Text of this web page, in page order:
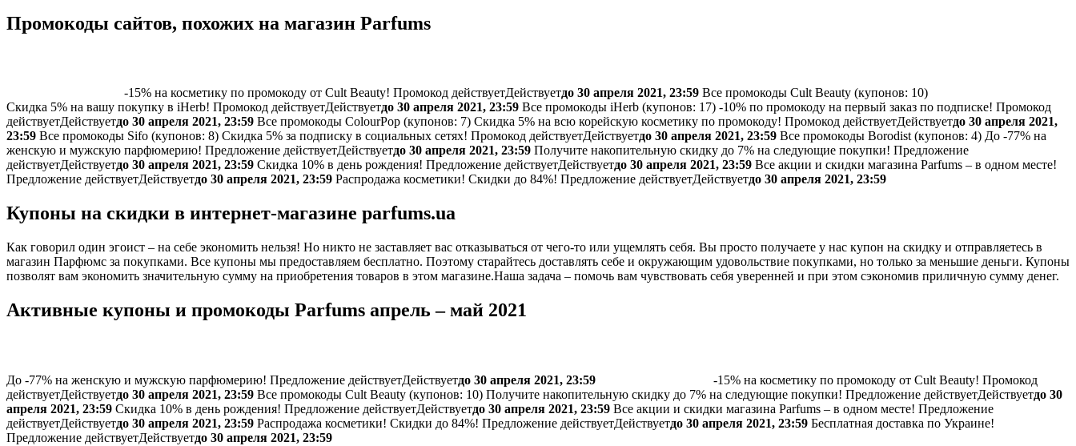
Промокоды сайтов, похожих на магазин Parfums
-15% на косметику по промокоду от Cult Beauty! Промокод действуетДействуетдо 30 апреля 2021, 23:59 Все промокоды Cult Beauty (купонов: 10)
Скидка 5% на вашу покупку в iHerb! Промокод действуетДействуетдо 30 апреля 2021, 23:59 Все промокоды iHerb (купонов: 17) -10% по промокоду на первый заказ по подписке! Промокод
действуетДействуетдо 30 апреля 2021, 23:59 Все промокоды ColourPop (купонов: 7) Скидка 5% на всю корейскую косметику по промокоду! Промокод действуетДействуетдо 30 апреля 2021,
23:59 Все промокоды Sifo (купонов: 8) Скидка 5% за подписку в социальных сетях! Промокод действуетДействуетдо 30 апреля 2021, 23:59 Все промокоды Borodist (купонов: 4) До -77% на
женскую и мужскую парфюмерию! Предложение действуетДействуетдо 30 апреля 2021, 23:59 Получите накопительную скидку до 7% на следующие покупки! Предложение
действуетДействуетдо 30 апреля 2021, 23:59 Скидка 10% в день рождения! Предложение действуетДействуетдо 30 апреля 2021, 23:59 Все акции и скидки магазина Parfums – в одном месте!
Предложение действуетДействуетдо 30 апреля 2021, 23:59 Распродажа косметики! Скидки до 84%! Предложение действуетДействуетдо 30 апреля 2021, 23:59
Купоны на скидки в интернет-магазине parfums.ua
Как говорил один эгоист – на себе экономить нельзя! Но никто не заставляет вас отказываться от чего-то или ущемлять себя. Вы просто получаете у нас купон на скидку и отправляетесь в
магазин Парфюмс за покупками. Все купоны мы предоставляем бесплатно. Поэтому старайтесь доставлять себе и окружающим удовольствие покупками, но только за меньшие деньги. Купоны
позволят вам экономить значительную сумму на приобретения товаров в этом магазине.Наша задача – помочь вам чувствовать себя уверенней и при этом сэкономив приличную сумму денег.
Активные купоны и промокоды Parfums апрель – май 2021
До -77% на женскую и мужскую парфюмерию! Предложение действуетДействуетдо 30 апреля 2021, 23:59 -15% на косметику по промокоду от Cult Beauty! Промокод
действуетДействуетдо 30 апреля 2021, 23:59 Все промокоды Cult Beauty (купонов: 10) Получите накопительную скидку до 7% на следующие покупки! Предложение действуетДействуетдо 30
апреля 2021, 23:59 Скидка 10% в день рождения! Предложение действуетДействуетдо 30 апреля 2021, 23:59 Все акции и скидки магазина Parfums – в одном месте! Предложение
действуетДействуетдо 30 апреля 2021, 23:59 Распродажа косметики! Скидки до 84%! Предложение действуетДействуетдо 30 апреля 2021, 23:59 Бесплатная доставка по Украине!
Предложение действуетДействуетдо 30 апреля 2021, 23:59